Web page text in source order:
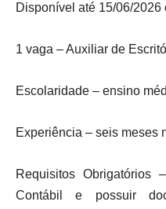
Disponível até 15/06/
1 vaga – Auxiliar de
Escolaridade – ensino
Experiência – seis meses
Requisitos Obrigatórios
Contábil e possuir